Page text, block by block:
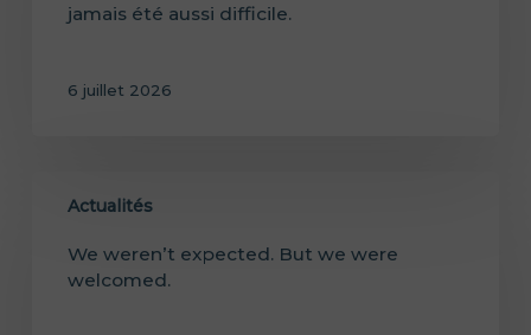
jamais été aussi difficile.
6 juillet 2026
Actualités
We weren’t expected. But we were
welcomed.